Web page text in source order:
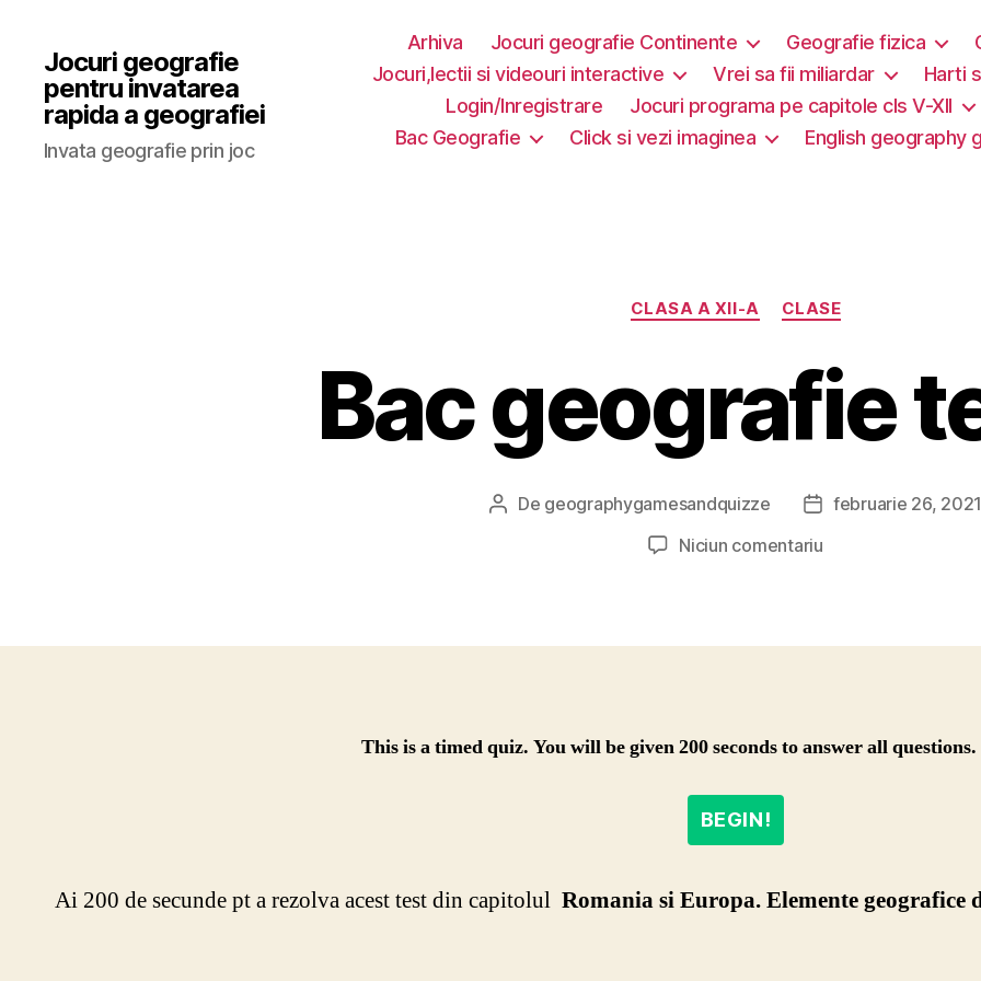
Jocuri geografie
pentru invatarea
rapida a geografiei
Invata geografie prin joc
Arhiva Jocuri geografie Continente Geografie fizica
Jocuri,lectii si videouri interactive
Vrei sa fii miliardar
Harti
Login/Inregistrare
Jocuri programa pe capitole cls V-XII
Bac Geografie
Click si vezi imaginea English geography
Categorii
CLASA A XII-A CLASE
Bac geografie
Autor
De geographygamesandquizze
Datăfebruarie 26,
Niciun comentariula
3
This is a timed quiz. You will be given 200 seconds to answer all
BEGIN!
Ai 200 de secunde pt a rezolva acest test din capitolul Romania si Europa. Elemente geografice